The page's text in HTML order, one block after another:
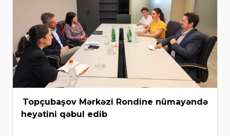
Topçubaşov Mərkəzi Rondine nümayəndə
heyətini qəbul edib